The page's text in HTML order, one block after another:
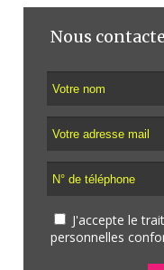
Nous
J'accepte le
personnelles